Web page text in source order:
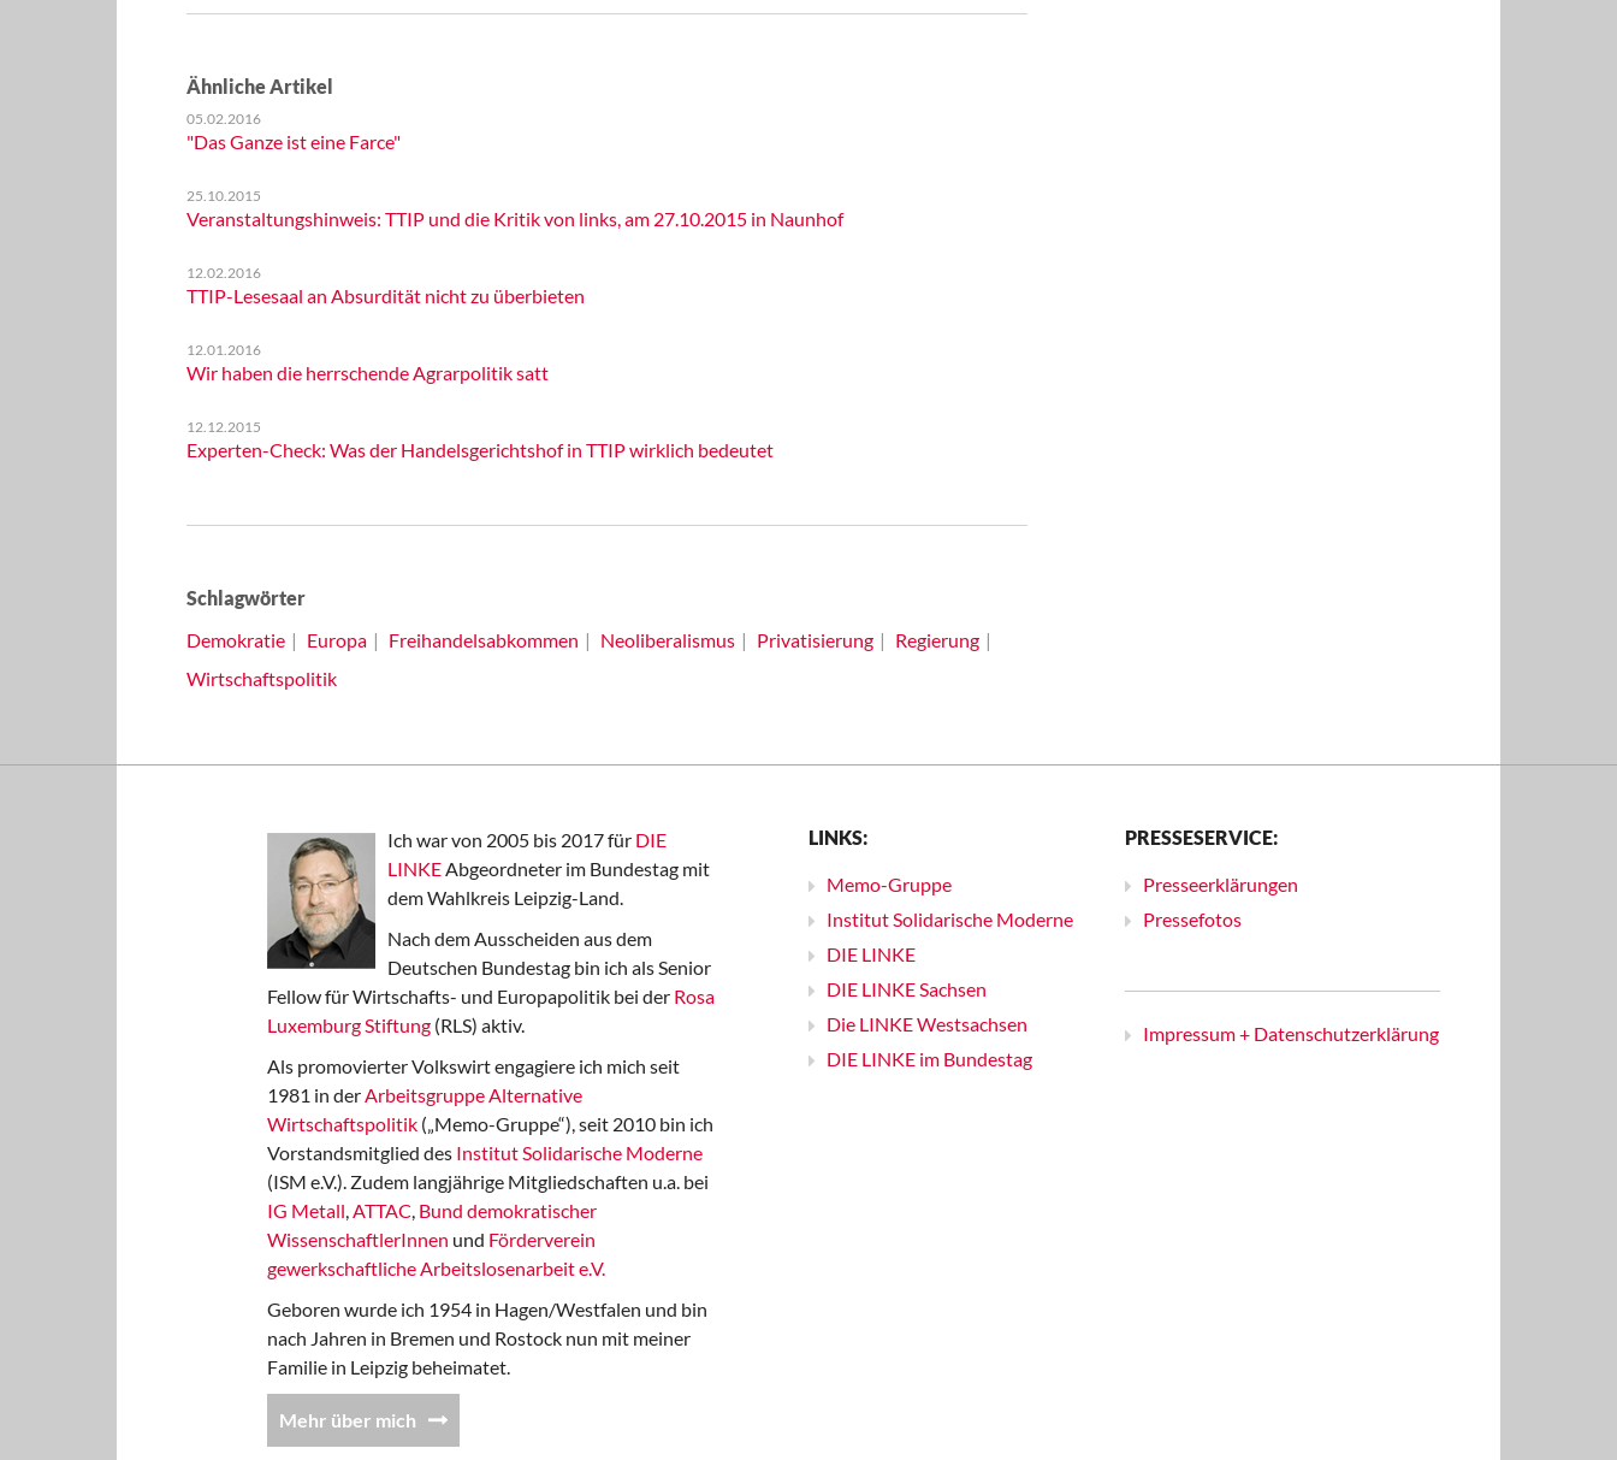
Ähnliche Artikel
05.02.2016
"Das Ganze ist eine Farce"
25.10.2015
Veranstaltungshinweis: TTIP und die Kritik von links, am 27.10.2015 in Naunhof
12.02.2016
TTIP-Lesesaal an Absurdität nicht zu überbieten
12.01.2016
Wir haben die herrschende Agrarpolitik satt
12.12.2015
Experten-Check: Was der Handelsgerichtshof in TTIP wirklich bedeutet
Schlagwörter
Demokratie
Europa Freihandelsabkommen Neoliberalismus Privatisierung
Regierung
Wirtschaftspolitik
Ich war von 2005 bis 2017 für DIE
LINKEAbgeordneter im Bundestag mit
dem Wahlkreis Leipzig-Land.
Nach dem Ausscheiden aus dem
Deutschen Bundestag bin ich als Senior
Fellow für Wirtschafts- und Europapolitik bei der Rosa
Luxemburg Stiftung (RLS) aktiv.
Als promovierter Volkswirt engagiere ich mich seit
1981 in derArbeitsgruppe Alternative
Wirtschaftspolitik („Memo-Gruppe“), seit 2010 bin ich
Vorstandsmitglied des Institut Solidarische Moderne
(ISM e.V.). Zudem langjährige Mitgliedschaften u.a. bei
IG Metall,ATTAC, Bund demokratischer
WissenschaftlerInnen und Förderverein
gewerkschaftliche Arbeitslosenarbeit e.V.
Geboren wurde ich 1954 in Hagen/Westfalen und bin
nach Jahren in Bremen und Rostock nun mit meiner
Familie in Leipzig beheimatet.
Mehr über mich
LINKS:
Memo-Gruppe
Institut Solidarische Moderne
DIE LINKE
DIE LINKE Sachsen
Die LINKE Westsachsen
DIE LINKE im Bundestag
PRESSESERVICE:
Presseerklärungen
Pressefotos
Impressum + Datenschutzerklärung